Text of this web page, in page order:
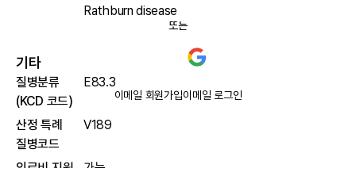
Rathburn disease
기타
질병분류
(KCD 코드)
E83.3
산정 특례
질병코드
V189
의료비 지원 가능
또는
이메일 회원가입이메일 로그인